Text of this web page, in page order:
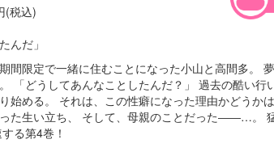
(税込)
んだ」
間限定で一緒に住むことになった小山と高間多。
どうしてあんなことしたんだ？」 過去の酷い行
始める。 それは、この性癖になった理由かどうか
た生い立ち、 そして、母親のことだった――…。
る第4巻！